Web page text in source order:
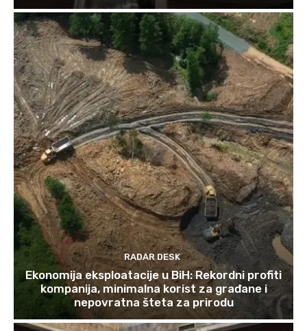
RADAR DESK
Ekonomija eksploatacije u BiH: Rekordni profiti
kompanija, minimalna korist za građane i
nepovratna šteta za prirodu